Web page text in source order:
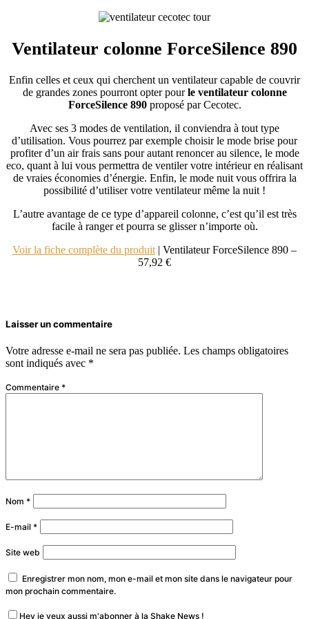
Ventilateur colonne ForceSilence 890
Enfin celles et ceux qui cherchent un ventilateur capable de couvrir
de grandes zones pourront opter pourle ventilateur colonne
ForceSilence 890proposé par Cecotec.
Avec ses 3 modes de ventilation, il conviendra à tout type
d’utilisation. Vous pourrez par exemple choisir le mode brise pour
profiter d’un air frais sans pour autant renoncer au silence, le mode
eco, quant à lui vous permettra de ventiler votre intérieur en réalisant
de vraies économies d’énergie. Enfin, le mode nuit vous offrira la
possibilité d’utiliser votre ventilateur même la nuit !
L’autre avantage de ce type d’appareil colonne, c’est qu’il est très
facile à ranger et pourra se glisser n’importe où.
Voir la fiche complète du produit | Ventilateur ForceSilence 890 –
57,92 €
Laisser un commentaire
Votre adresse e-mail ne sera pas publiée. Les champs obligatoires
sont indiqués avec *
Commentaire *
Nom *
E-mail *
Site web
Enregistrer mon nom, mon e-mail et mon site dans le navigateur pour
mon prochain commentaire.
Hey je veux aussi m'abonner à la Shake News !